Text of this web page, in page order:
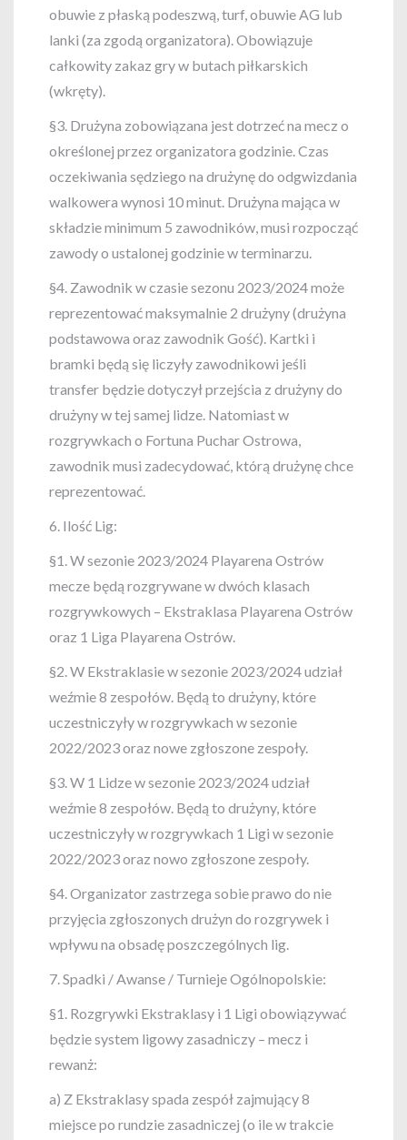
obuwie z płaską podeszwą, turf, obuwie AG lub
lanki (za zgodą organizatora). Obowiązuje
całkowity zakaz gry w butach piłkarskich
(wkręty).
§3. Drużyna zobowiązana jest dotrzeć na mecz o
określonej przez organizatora godzinie. Czas
oczekiwania sędziego na drużynę do odgwizdania
walkowera wynosi 10 minut. Drużyna mająca w
składzie minimum 5 zawodników, musi rozpocząć
zawody o ustalonej godzinie w terminarzu.
§4. Zawodnik w czasie sezonu 2023/2024 może
reprezentować maksymalnie 2 drużyny (drużyna
podstawowa oraz zawodnik Gość). Kartki i
bramki będą się liczyły zawodnikowi jeśli
transfer będzie dotyczył przejścia z drużyny do
drużyny w tej samej lidze. Natomiast w
rozgrywkach o Fortuna Puchar Ostrowa,
zawodnik musi zadecydować, którą drużynę chce
reprezentować.
6. Ilość Lig:
§1. W sezonie 2023/2024 Playarena Ostrów
mecze będą rozgrywane w dwóch klasach
rozgrywkowych – Ekstraklasa Playarena Ostrów
oraz 1 Liga Playarena Ostrów.
§2. W Ekstraklasie w sezonie 2023/2024 udział
weźmie 8 zespołów. Będą to drużyny, które
uczestniczyły w rozgrywkach w sezonie
2022/2023 oraz nowe zgłoszone zespoły.
§3. W 1 Lidze w sezonie 2023/2024 udział
weźmie 8 zespołów. Będą to drużyny, które
uczestniczyły w rozgrywkach 1 Ligi w sezonie
2022/2023 oraz nowo zgłoszone zespoły.
§4. Organizator zastrzega sobie prawo do nie
przyjęcia zgłoszonych drużyn do rozgrywek i
wpływu na obsadę poszczególnych lig.
7. Spadki / Awanse / Turnieje Ogólnopolskie:
§1. Rozgrywki Ekstraklasy i 1 Ligi obowiązywać
będzie system ligowy zasadniczy – mecz i
rewanż:
a) Z Ekstraklasy spada zespół zajmujący 8
miejsce po rundzie zasadniczej (o ile w trakcie